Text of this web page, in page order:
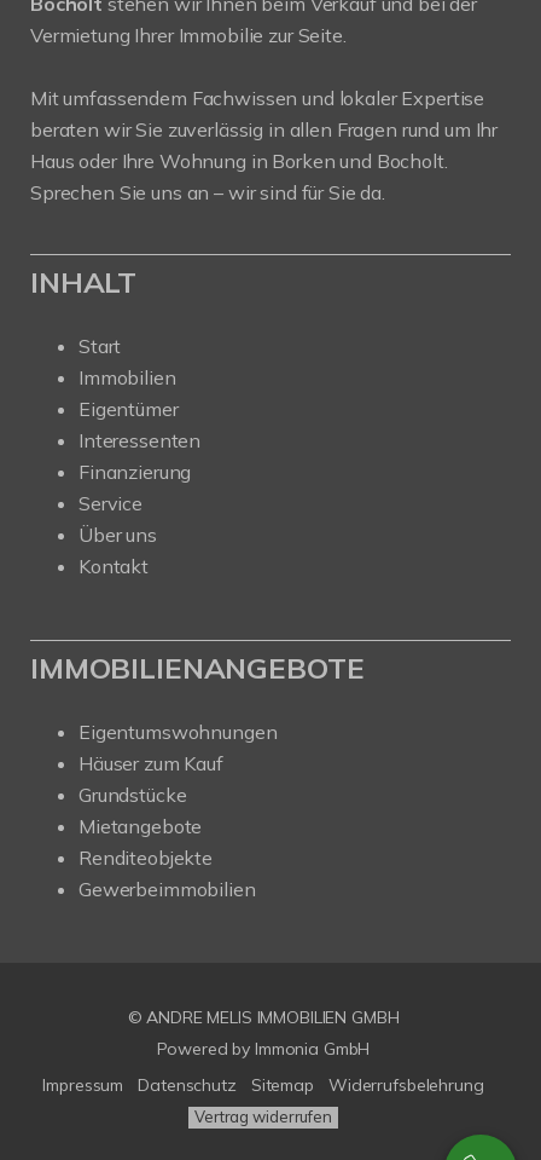
Vermietung Ihrer Immobilie zur Seite.
Mit umfassendem Fachwissen und lokaler Expertise
beraten wir Sie zuverlässig in allen Fragen rund um Ihr
Haus oder Ihre Wohnung in Borken und Bocholt.
Sprechen Sie uns an – wir sind für Sie da.
INHALT
Start
Immobilien
Eigentümer
Interessenten
Finanzierung
Service
Über uns
Kontakt
IMMOBILIENANGEBOTE
Eigentumswohnungen
Häuser zum Kauf
Grundstücke
Mietangebote
Renditeobjekte
Gewerbeimmobilien
© ANDRE MELIS IMMOBILIEN GMBH
Powered by Immonia GmbH
Impressum
Datenschutz Sitemap Widerrufsbelehrung
Vertrag widerrufen